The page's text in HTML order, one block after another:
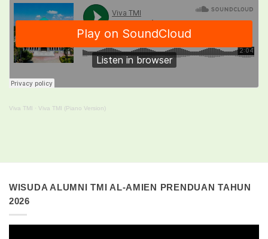
Viva TMI · Viva TMI (Piano Version)
WISUDA ALUMNI TMI AL-AMIEN PRENDUAN TAHUN
2026